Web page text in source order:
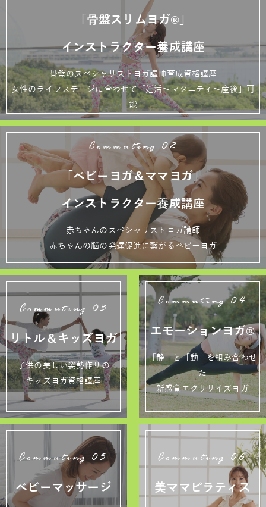
「骨盤スリムヨガ®」
インストラクター養成講座
骨盤のスペシャリストヨガ講師育成資格講座
女性のライフステージに合わせて「妊活～マタニティ～産後」可
能
Commuting 02
「ベビーヨガ＆ママヨガ」
インストラクター養成講座
赤ちゃんのスペシャリストヨガ講師
赤ちゃんの脳の発達促進に繋がるベビーヨガ
Commuting 03
リトル＆キッズヨガ
子供の美しい姿勢作りの
キッズヨガ資格講座
Commuting 04
エモーションヨガ®
「静」と「動」を組み合わせ
た
新感覚エクササイズヨガ
Commuting 05
ベビーマッサージ
Commuting 06
美ママピラティス